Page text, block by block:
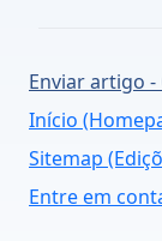
Enviar artigo
Início
Sitemap
Entre em